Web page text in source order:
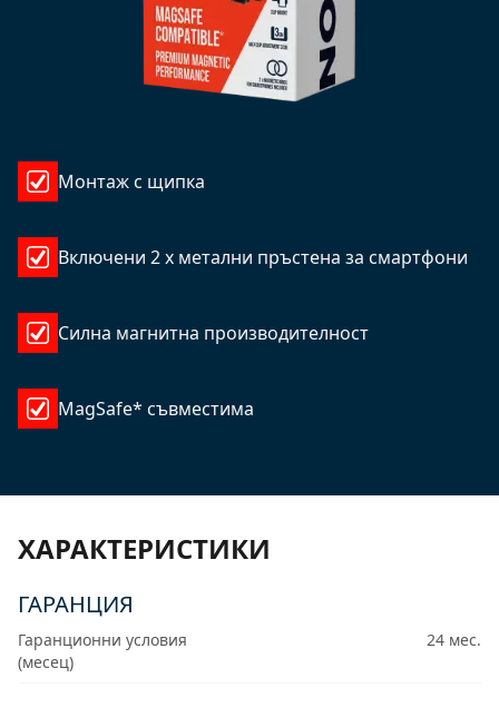
Монтаж с щипка
Включени 2 x метални пръстена за смартфони
Силна магнитна производителност
MagSafe* съвместима
ХАРАКТЕРИСТИКИ
ГАРАНЦИЯ
Гаранционни условия
(месец)
24 мес.